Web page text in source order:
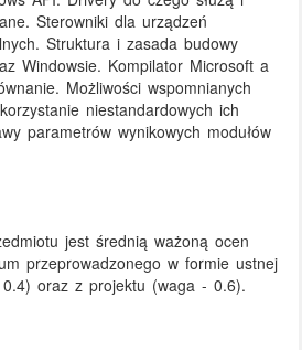
Sterowniki dla urządzeń
Struktura i zasada budowy
Windowsie. Kompilator Microsoft a
Możliwości wspomnianych
niestandardowych ich
parametrów wynikowych modułów
jest średnią ważoną ocen
przeprowadzonego w formie ustnej
oraz z projektu (waga - 0.6).